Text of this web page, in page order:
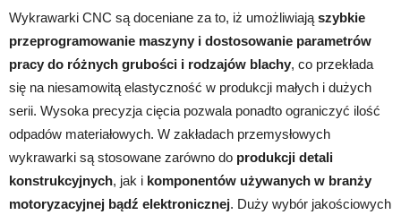
Wykrawarki CNC są doceniane za to, iż umożliwiają szybkie
przeprogramowanie maszyny i dostosowanie parametrów
pracy do różnych grubości i rodzajów blachy, co przekłada
się na niesamowitą elastyczność w produkcji małych i dużych
serii. Wysoka precyzja cięcia pozwala ponadto ograniczyć ilość
odpadów materiałowych. W zakładach przemysłowych
wykrawarki są stosowane zarówno do produkcji detali
konstrukcyjnych, jak i komponentów używanych w branży
motoryzacyjnej bądź elektronicznej. Duży wybór jakościowych